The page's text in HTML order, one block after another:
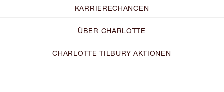
KARRIERECHANCEN
ÜBER CHARLOTTE
CHARLOTTE TILBURY AKTIONEN